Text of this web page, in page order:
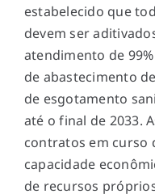
estabelecido que
devem ser
atendimento de
de abastecimento
de esgotamento
até o final de 2033.
contratos em curso
capacidade
de recursos